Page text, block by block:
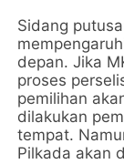
Sidang
depan. Jika
proses
pemilihan
dilakukan
tempat.
Pilkada akan